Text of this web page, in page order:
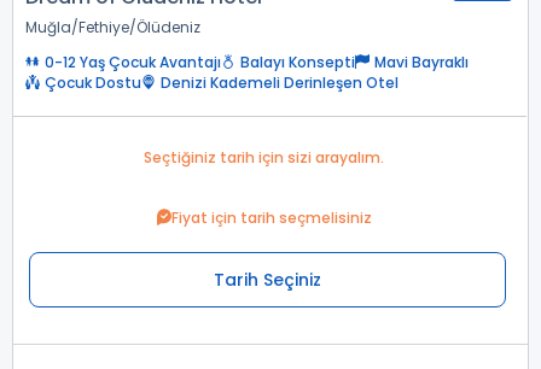
Muğla Fethiye Ölüdeniz
0-12 Yaş Çocuk Avantajı Balayı Konsepti
Mavi Bayraklı
Çocuk Dostu
Denizi Kademeli Derinleşen Otel
Seçtiğiniz tarih için sizi arayalım.
Fiyat için tarih seçmelisiniz
Tarih Seçiniz